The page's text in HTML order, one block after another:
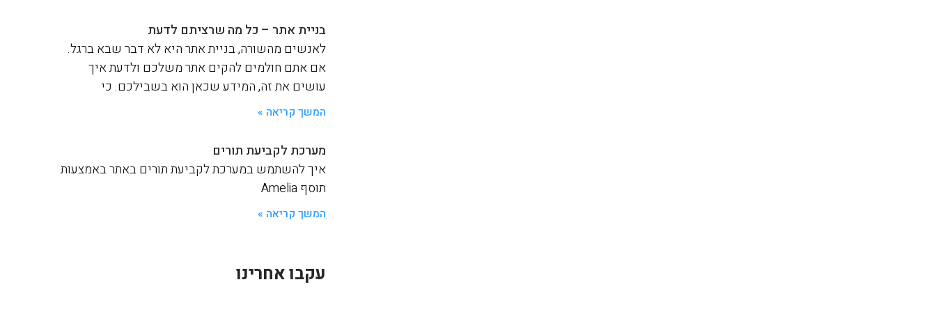
בניית אתר – כל מה שרציתם לדעת
לאנשים מהשורה, בניית אתר היא לא דבר שבא ברגל.
אם אתם חולמים להקים אתר משלכם ולדעת איך
עושים את זה, המידע שכאן הוא בשבילכם. כי
המשך קריאה »
מערכת לקביעת תורים
איך להשתמש במערכת לקביעת תורים באתר באמצעות
תוסף Amelia
המשך קריאה »
עקבו אחרינו